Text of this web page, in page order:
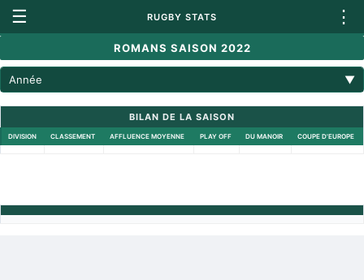
☰ RUGBY STATS ⋮
ROMANS SAISON 2022
Année ▼
BILAN DE LA SAISON
DIVISION CLASSEMENT AFFLUENCE MOYENNE PLAY OFF DU MANOIR COUPE D'EUROPE